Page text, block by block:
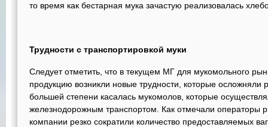
то время как бестарная мука зачастую реализовалась
Трудности с транспортировкой муки
Следует отметить, что в текущем МГ для мукомольного
продукцию возникли новые трудности, которые
большей степени касалась мукомолов, которые
железнодорожным транспортом. Как отмечали операторы
компании резко сократили количество предоставляемых